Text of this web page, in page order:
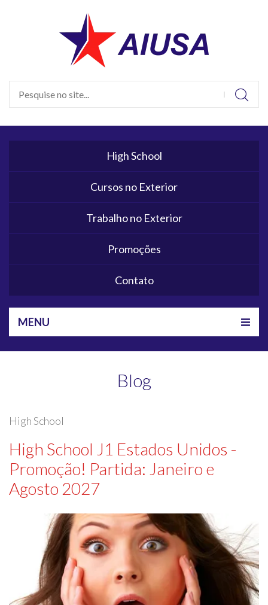
High School
Cursos no Exterior
Trabalho no Exterior
Promoções
Contato
MENU
Blog
High School
High School J1 Estados Unidos -
Promoção! Partida: Janeiro e
Agosto 2027